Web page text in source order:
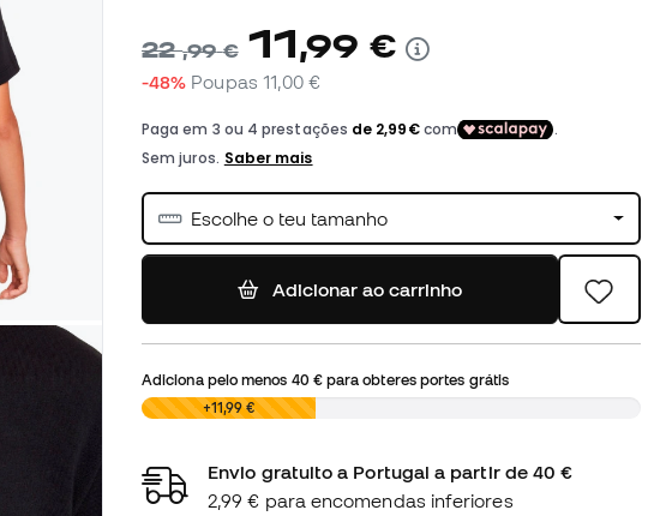
22,99 € 11,99 €
-48% Poupas 11,00 €
Escolhe o teu tamanho
Adicionar ao carrinho
Adiciona pelo menos 40 €para obteres portes grátis
0,00 € +11,99 €
Envio gratuito a Portugal a partir de 40 €
2,99 € para encomendas inferiores